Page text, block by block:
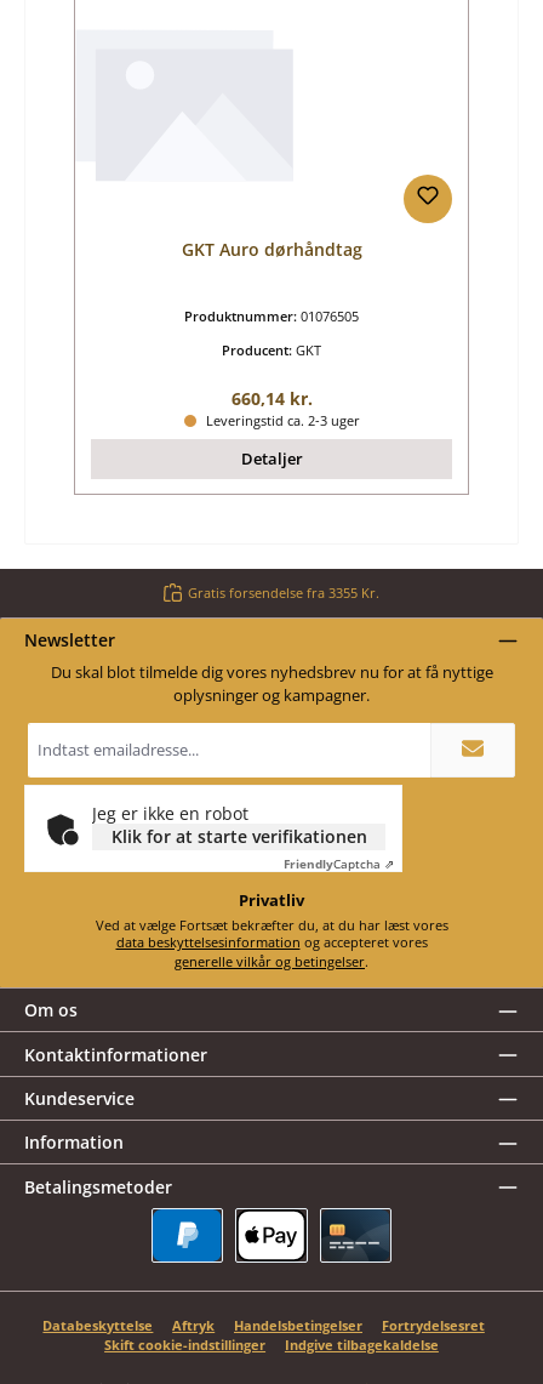
GKT Auro dørhåndtag
Produktnummer: 01076505
Producent: GKT
Almindelig pris:
660,14 kr.
Leveringstid ca. 2-3 uger
Detaljer
Gratis forsendelse fra 3355 Kr.
Newsletter
Du skal blot tilmelde dig vores nyhedsbrev nu for at få nyttige
oplysninger og kampagner.
adresse
Jeg er ikke en robot
Klik for at starte verifikationen
FriendlyCaptcha ⇗
Privatliv
Ved at vælge Fortsæt bekræfter du, at du har læst vores
data beskyttelsesinformation
og accepteret vores
generelle vilkår og betingelser.
Om os
Kontaktinformationer
Kundeservice
Information
Betalingsmetoder
Databeskyttelse Aftryk Handelsbetingelser
Fortrydelsesret
Skift cookie-indstillinger
Indgive tilbagekaldelse